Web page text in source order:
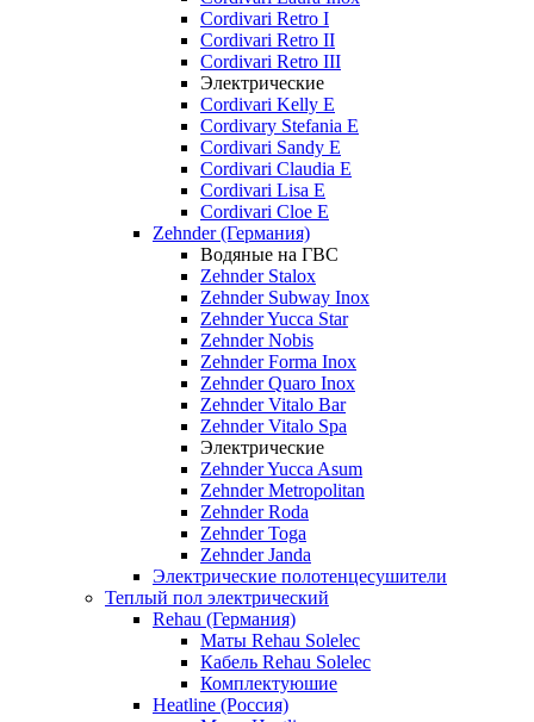
Cordivari Retro I
Cordivari Retro II
Cordivari Retro III
Электрические
Cordivari Kelly E
Cordivary Stefania E
Cordivari Sandy E
Cordivari Claudia E
Cordivari Lisa E
Cordivari Cloe E
Zehnder (Германия)
Водяные на ГВС
Zehnder Stalox
Zehnder Subway Inox
Zehnder Yucca Star
Zehnder Nobis
Zehnder Forma Inox
Zehnder Quaro Inox
Zehnder Vitalo Bar
Zehnder Vitalo Spa
Электрические
Zehnder Yucca Asum
Zehnder Metropolitan
Zehnder Roda
Zehnder Toga
Zehnder Janda
Электрические полотенцесушители
Теплый пол электрический
Rehau (Германия)
Маты Rehau Solelec
Кабель Rehau Solelec
Комплектуюшие
Heatline (Россия)